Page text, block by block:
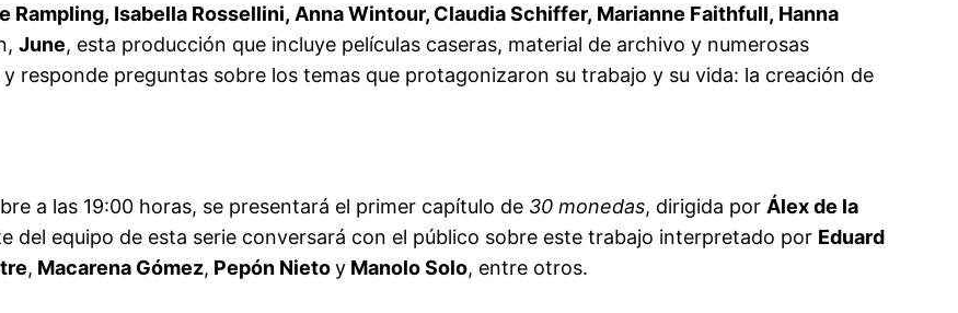
Rampling, Isabella Rossellini, Anna Wintour, Claudia Schiffer, Marianne Faithfull, Hanna
June, esta producción que incluye películas caseras, material de archivo y numerosas
responde preguntas sobre los temas que protagonizaron su trabajo y su vida: la creación de
a las 19:00 horas, se presentará el primer capítulo de 30 monedas, dirigida por Álex de la
del equipo de esta serie conversará con el público sobre este trabajo interpretado por Eduard
, Macarena Gómez, Pepón Nietoy Manolo Solo, entre otros.